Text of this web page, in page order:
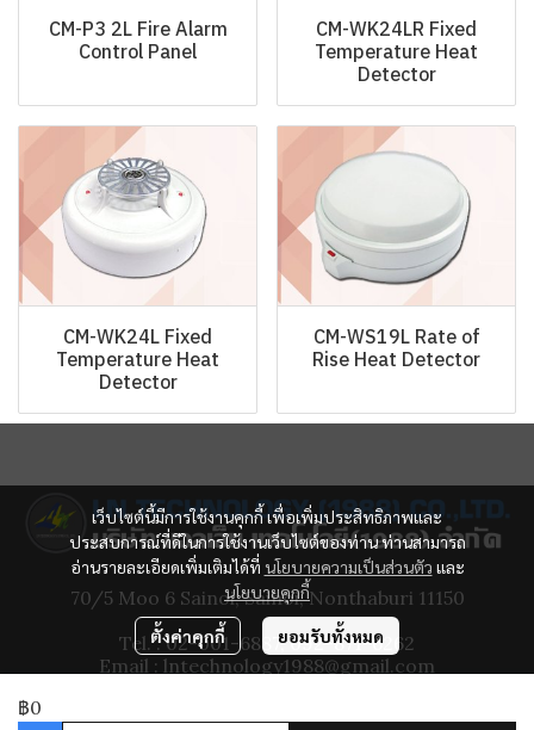
CM-P3 2L Fire Alarm
Control Panel
CM-WK24LR Fixed
Temperature Heat
Detector
CM-WK24L Fixed
Temperature Heat
Detector
CM-WS19L Rate of
Rise Heat Detector
฿0
เว็บไซต์นี้มีการใช้งานคุกกี้ เพื่อเพิ่มประสิทธิภาพและ
ประสบการณ์ที่ดีในการใช้งานเว็บไซต์ของท่าน ท่านสามารถ
อ่านรายละเอียดเพิ่มเติมได้ที่ นโยบายความเป็นส่วนตัว และ
นโยบายคุกกี้
ตั้งค่าคุกกี้ ยอมรับทั้งหมด
70/5 Moo 6 Sainoi, Sainoi, Nonthaburi 11150
Tel. : 02-001-6887, 092-871-6262
Email : lntechnology1988@gmail.com